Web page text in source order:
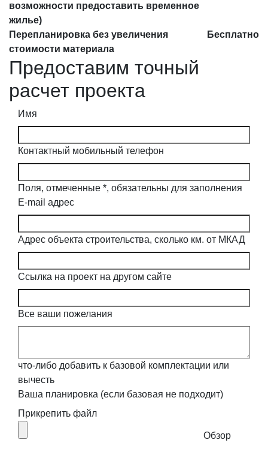
возможности предоставить временное
жилье)
Перепланировка без увеличения
стоимости материала
Бесплатно
Предоставим точный
расчет проекта
Имя
Контактный мобильный телефон
Поля, отмеченные *, обязательны для заполнения
E-mail адрес
Адрес объекта строительства, сколько км. от МКАД
Ссылка на проект на другом сайте
Все ваши пожелания
что-либо добавить к базовой комплектации или
вычесть
Ваша планировка (если базовая не подходит)
Прикрепить файл
Обзор